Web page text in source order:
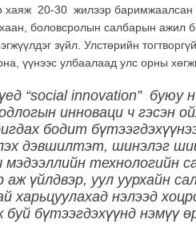
хаяж 20-30 жилээр баримжаалсан
боловсролын салбарын ажил
зүйл. Улстөрийн
үүнээс улбаалаад улс орны
“social innovation” буюу
инноваци ч гэсэн
бодит
дэвшилтэт, шинэлэг
мэдээллийн технологийн
аж үйлдвэр, уул уурхайн
харьцуулахад нэлээд
буй бүтээгдэхүүнд нэмүү